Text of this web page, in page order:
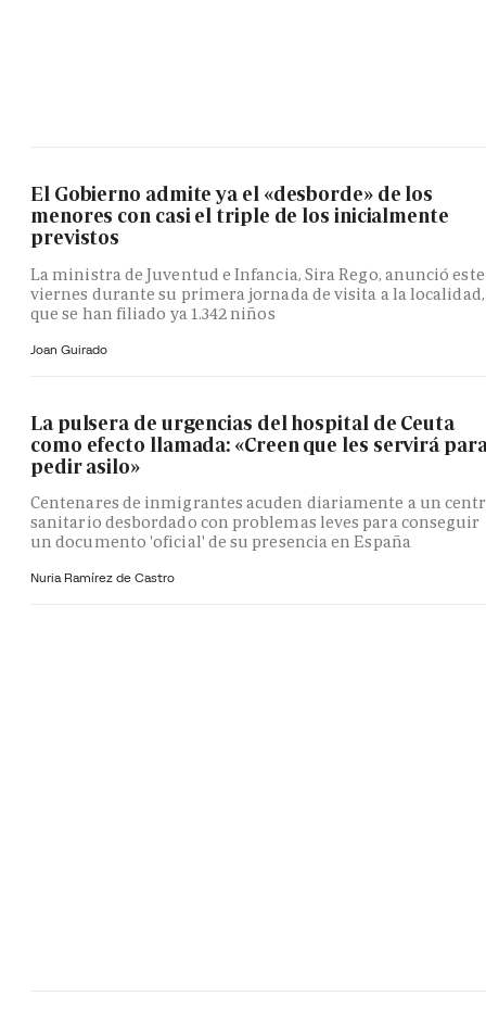
El Gobierno admite ya el «desborde» de los
menores con casi el triple de los inicialmente
previstos
La ministra de Juventud e Infancia, Sira Rego, anunció este
viernes durante su primera jornada de visita a la localidad,
que se han filiado ya 1.342 niños
Joan Guirado
La pulsera de urgencias del hospital de Ceuta
como efecto llamada: «Creen que les servirá
pedir asilo»
Centenares de inmigrantes acuden diariamente a un
sanitario desbordado con problemas leves para conseguir
un documento 'oficial' de su presencia en España
Nuria Ramírez de Castro